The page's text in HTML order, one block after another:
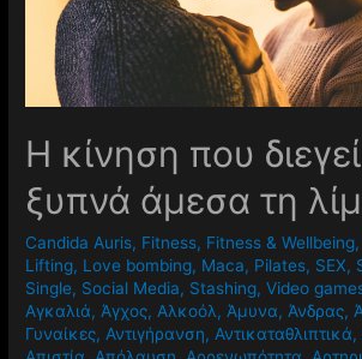
Η κίνηση που
ξυπνά άμεσα τη
Candida Auris, Fitness, Fitness & Wellbeing,
Lifting, Love bombing, Maca, Pilates, SEX,
Single, Social Media, Stashing,Video
Αγκαλιά,Άγχος,Αλκοόλ,Άμυνα,Άνδρας,
Γυναίκες,Αντιγήρανση,Αντικαταθλιπτικά,